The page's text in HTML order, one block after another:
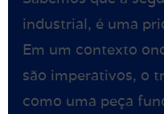
industrial, é uma
Em um contexto
são imperativos, o
como uma peça